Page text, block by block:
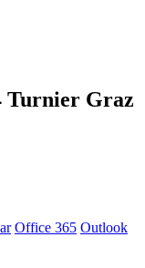
Turnier Graz
Office 365 Outlook